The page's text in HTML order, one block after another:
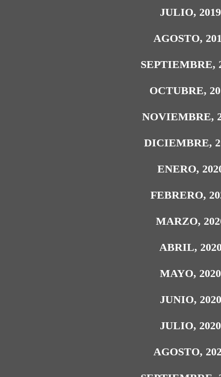
JULIO, 2019
AGOSTO,
SEPTIEMBRE,
OCTUBRE,
NOVIEMBRE,
DICIEMBRE,
ENERO,
FEBRERO,
MARZO,
ABRIL,
MAYO, 2020
JUNIO, 2020
JULIO, 2020
AGOSTO,